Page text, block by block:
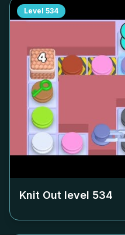
Level 534
Knit Out level 534